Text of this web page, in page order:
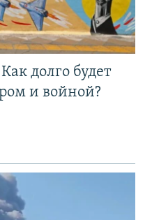
долго будет
и войной?